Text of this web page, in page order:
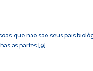
que não são seus pais
as partes.[9]